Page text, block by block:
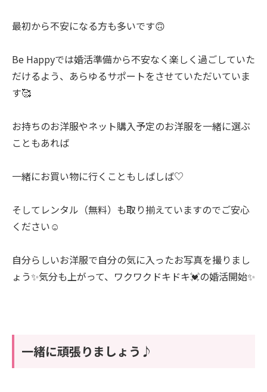
最初から不安になる方も多いです🙃
Be Happyでは婚活準備から不安なく楽しく過ごしていた
だけるよう、あらゆるサポートをさせていただいていま
す🥰
お持ちのお洋服やネット購入予定のお洋服を一緒に選ぶ
こともあれば
一緒にお買い物に行くこともしばしば♡
そしてレンタル（無料）も取り揃えていますのでご安心
ください☺️
自分らしいお洋服で自分の気に入ったお写真を撮りまし
ょう✨気分も上がって、ワクワクドキドキ💓の婚活開始✨
一緒に頑張りましょう♪